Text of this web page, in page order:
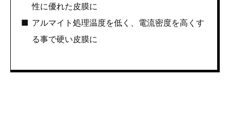
性に優れた皮膜に
アルマイト処理温度を低く、電流密度を高くす
る事で硬い皮膜に